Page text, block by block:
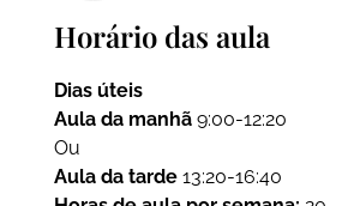
Horário das aula
Dias úteis
Aula da manhã9:00-12:20
Ou
Aula da tarde13:20-16:40